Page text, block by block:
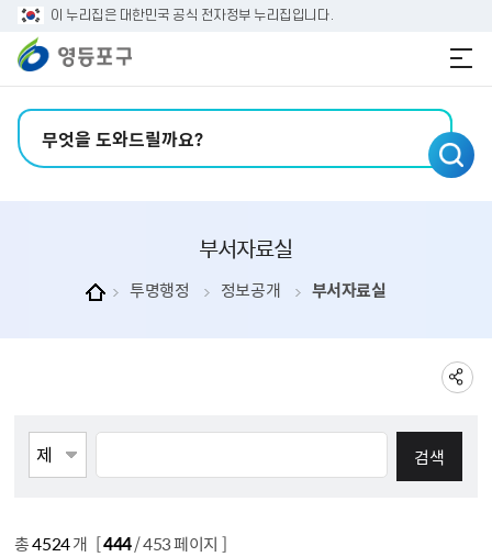
본문 바로가기
주메뉴 바로가기
이 누리집은 대한민국 공식 전자정부 누리집입니다.
부서자료실
투명행정 정보공개 부서자료실
총4524개 [444/ 453 페이지 ]